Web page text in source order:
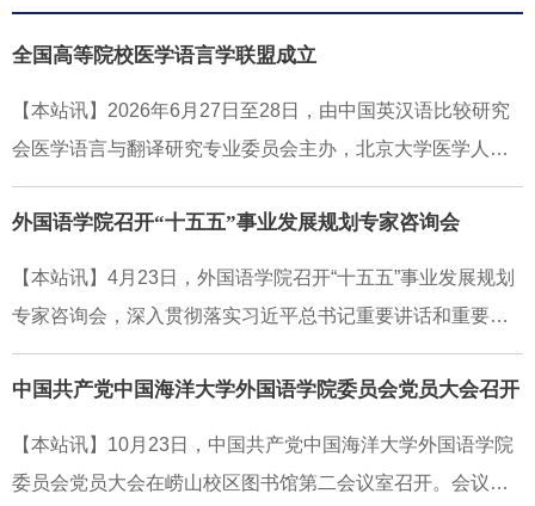
全国高等院校医学语言学联盟成立
【本站讯】2026年6月27日至28日，由中国英汉语比较研究
会医学语言与翻译研究专业委员会主办，北京大学医学人文
学院承办的第七届中国英汉语比较研究会医学语言与翻译研
究专业委员会年会暨全国医学英语教育教学研讨会在北京大
学顺利召开，会议聚焦AI时代医学外语教学改革、医学语言
学学科建设、复合型医学语言人才培养等前沿议题，中国海
成立全国高等院校医学语言学联盟（以下简称“联盟”），中国
学外国语学院、山东大学外国语学院和同济大学外国语学院
共同担任联盟创始单位。于国栋出席联盟启动仪式，并受聘
外国语学院召开“十五五”事业发展规划专家咨询会
【本站讯】4月23日，外国语学院召开“十五五”事业发展规划
专家咨询会，深入贯彻落实习近平总书记重要讲话和重要回
信精神，系统谋划学院“十五五”时期事业发展。中国海洋大学
党委常委、副校长刘勇出席会议并致辞。外国语学院党委书
记许玲玲主持会议。会议特邀上海交通大学彭青龙教授、南
京大学杨金才教授、黑龙江大学孙淑芳教授及中国海洋大学
中国共产党中国海洋大学外国语学院委员会党员大会召开
【本站讯】10月23日，中国共产党中国海洋大学外国语学院
委员会党员大会在崂山校区图书馆第二会议室召开。会议听